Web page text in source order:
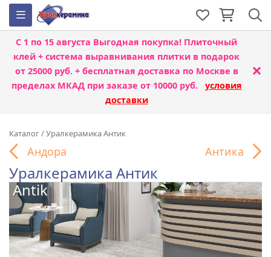
С 1 по 15 августа Выгодная покупка! Плиточный
клей + система выравнивания плитки в подарок
от 25000 руб. + бесплатная доставка по Москве в
пределах МКАД при заказе от 10000 руб. условия
доставки
×
Каталог/Уралкерамика Антик
Андора Антика
Уралкерамика Антик
Antik